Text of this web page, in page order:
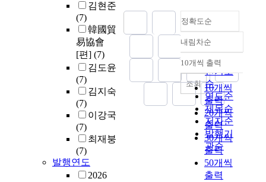
김현준
(7)
韓國貿
易協會
[편] (7)
김도윤
(7)
김지숙
(7)
이강국
(7)
최재붕
(7)
발행연도
2026
정확도순
정확도
순
인기도
순
연도순
제목순
저자순
발행기
관순
내림차순
내림차순
10개씩 출력
10개씩
출력
20개씩
출력
30개씩
출력
50개씩
출력
조회